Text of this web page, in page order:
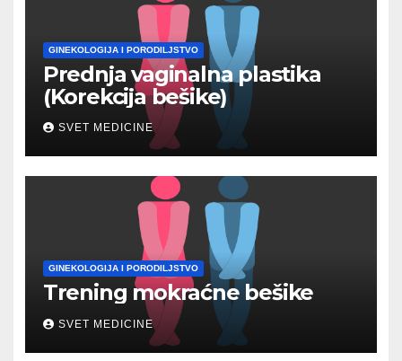
GINEKOLOGIJA I PORODILJSTVO
Prednja vaginalna plastika
(Korekcija bešike)
SVET MEDICINE
GINEKOLOGIJA I PORODILJSTVO
Trening mokraćne bešike
SVET MEDICINE